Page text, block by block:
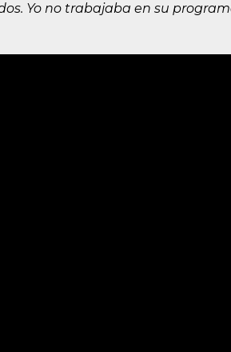
Yo no trabajaba en su